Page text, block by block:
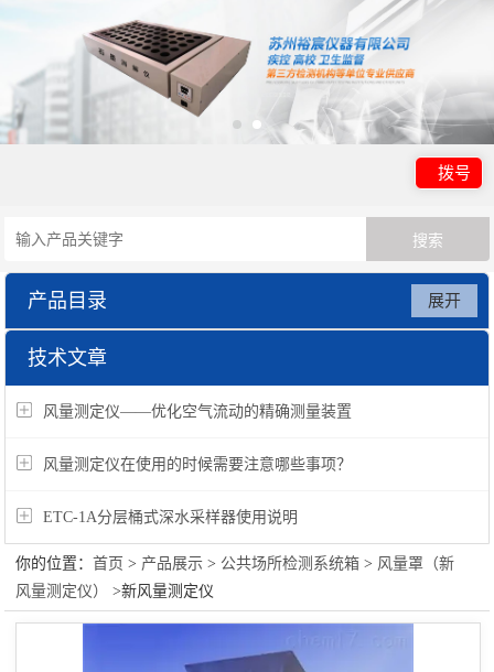
拨号
产品目录
公共场所检测系统箱
展开
技术文章
风量测定仪——优化空气流动的精确测量装置
风量测定仪在使用的时候需要注意哪些事项？
ETC-1A分层桶式深水采样器使用说明
你的位置：首页 > 产品展示 > 公共场所检测系统箱 > 风量罩（新
风量测定仪）
>新风量测定仪